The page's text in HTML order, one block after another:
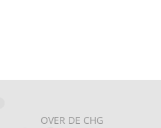
OVER DE CHG